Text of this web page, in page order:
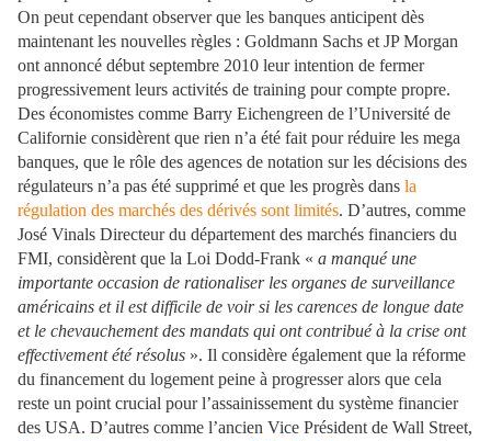
On peut cependant observer que les banques anticipent dès
maintenant les nouvelles règles : Goldmann Sachs et JP Morgan
ont annoncé début septembre 2010 leur intention de fermer
progressivement leurs activités de training pour compte propre.
Des économistes comme Barry Eichengreen de l’Université de
Californie considèrent que rien n’a été fait pour réduire les mega
banques, que le rôle des agences de notation sur les décisions des
régulateurs n’a pas été supprimé et que les progrès dans la
régulation des marchés des dérivés sont limités. D’autres, comme
José Vinals Directeur du département des marchés financiers du
FMI, considèrent que la Loi Dodd-Frank « a manqué une
importante occasion de rationaliser les organes de surveillance
américains et il est difficile de voir si les carences de longue date
et le chevauchement des mandats qui ont contribué à la crise ont
effectivement été résolus ». Il considère également que la réforme
du financement du logement peine à progresser alors que cela
reste un point crucial pour l’assainissement du système financier
des USA. D’autres comme l’ancien Vice Président de Wall Street,